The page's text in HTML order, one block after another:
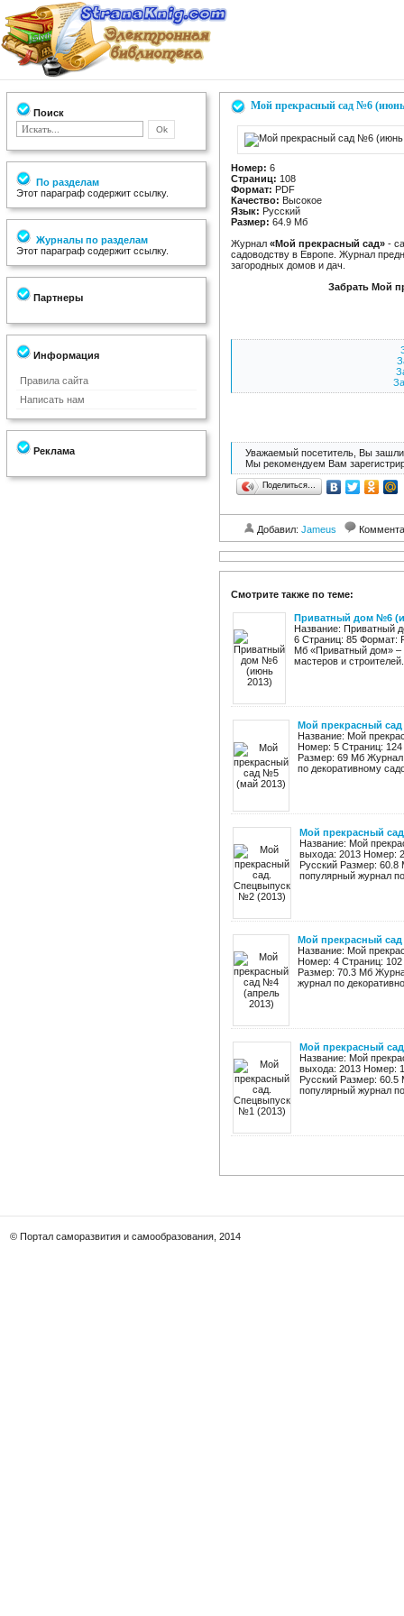
Поиск
По разделам
Этот параграф содержит ссылку.
Журналы по разделам
Этот параграф содержит ссылку.
Партнеры
Информация
Правила сайта
Написать нам
Реклама
Мой прекрасный сад №6 (июнь
Номер: 6
Страниц: 108
Формат: PDF
Качество: Высокое
Язык: Русский
Размер: 64.9 Мб
Журнал «Мой прекрасный сад» -
садоводству в Европе. Журнал
загородных домов и дач.
Забрать Мой
Уважаемый посетитель, Вы зашли
Мы рекомендуем Вам
Поделиться…
Добавил: Jameus
Смотрите также по теме:
Приватный дом №6
Название: Приватный
6 Страниц: 85 Формат:
Мб «Приватный дом» –
мастеров и
Мой прекрасный
Название: Мой
Номер: 5 Страниц:
Размер: 69 Мб
по декоративному
Мой прекрасный
Название: Мой
выхода: 2013 Номер:
Русский Размер:
популярный журнал
Мой прекрасный
Название: Мой
Номер: 4 Страниц:
Размер: 70.3 Мб
журнал по
Мой прекрасный
Название: Мой
выхода: 2013 Номер:
Русский Размер:
популярный журнал
© Портал саморазвития и самообразования, 2014